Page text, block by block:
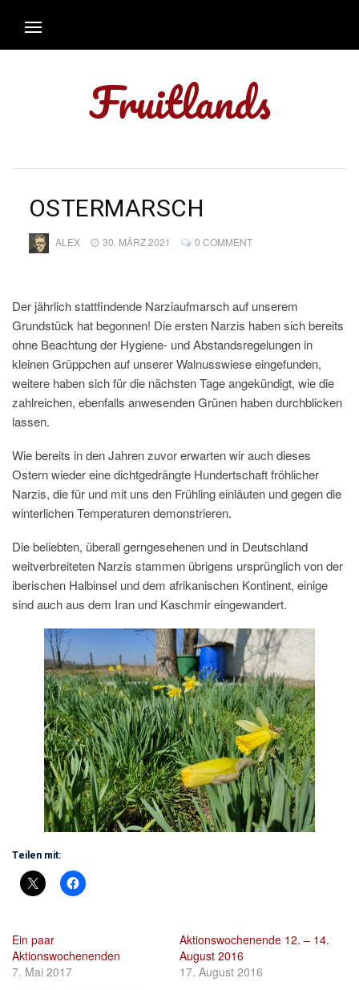
Fruitlands
OSTERMARSCH
ALEX 30. MÄRZ 2021 0 COMMENT
Der jährlich stattfindende Narziaufmarsch auf unserem
Grundstück hat begonnen! Die ersten Narzis haben sich bereits
ohne Beachtung der Hygiene- und Abstandsregelungen in
kleinen Grüppchen auf unserer Walnusswiese eingefunden,
weitere haben sich für die nächsten Tage angekündigt, wie die
zahlreichen, ebenfalls anwesenden Grünen haben durchblicken
lassen.
Wie bereits in den Jahren zuvor erwarten wir auch dieses
Ostern wieder eine dichtgedrängte Hundertschaft fröhlicher
Narzis, die für und mit uns den Frühling einläuten und gegen die
winterlichen Temperaturen demonstrieren.
Die beliebten, überall gerngesehenen und in Deutschland
weitverbreiteten Narzis stammen übrigens ursprünglich von der
iberischen Halbinsel und dem afrikanischen Kontinent, einige
sind auch aus dem Iran und Kaschmir eingewandert.
Teilen mit:
Ein paar
Aktionswochenenden
7. Mai 2017
Aktionswochenende 12. – 14.
August 2016
17. August 2016